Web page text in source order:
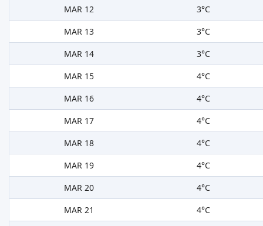
MAR 12
3°C
MAR 13
3°C
MAR 14
3°C
MAR 15
4°C
MAR 16
4°C
MAR 17
4°C
MAR 18
4°C
MAR 19
4°C
MAR 20
4°C
MAR 21
4°C